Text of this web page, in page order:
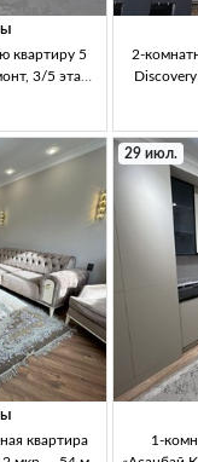
квартиру 5
3/5 этаж,
1969г, евро-
и живи»,
2-
Discovery,
дом,
квартира
29 июл.
1-